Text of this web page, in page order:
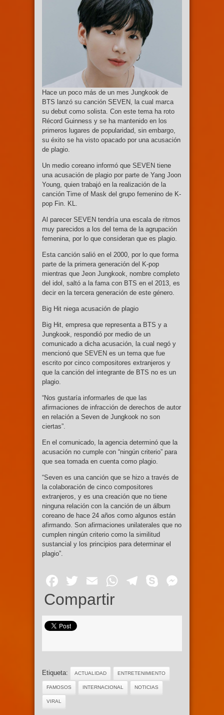
Hace un poco más de un mes Jungkook de
BTS lanzó su canción SEVEN, la cual marca
su debut como solista. Con este tema ha roto
Récord Guinness y se ha mantenido en los
primeros lugares de popularidad, sin embargo,
su éxito se ha visto opacado por una acusación
de plagio.
Un medio coreano informó que SEVEN tiene
una acusación de plagio por parte de Yang Joon
Young, quien trabajó en la realización de la
canción Time of Mask del grupo femenino de K-
pop Fin. KL.
Al parecer SEVEN tendría una escala de ritmos
muy parecidos a los del tema de la agrupación
femenina, por lo que consideran que es plagio.
Esta canción salió en el 2000, por lo que forma
parte de la primera generación del K-pop
mientras que Jeon Jungkook, nombre completo
del idol, saltó a la fama con BTS en el 2013, es
decir en la tercera generación de este género.
Big Hit niega acusación de plagio
Big Hit, empresa que representa a BTS y a
Jungkook, respondió por medio de un
comunicado a dicha acusación, la cual negó y
mencionó que SEVEN es un tema que fue
escrito por cinco compositores extranjeros y
que la canción del integrante de BTS no es un
plagio.
“Nos gustaría informarles de que las
afirmaciones de infracción de derechos de autor
en relación a Seven de Jungkook no son
ciertas”.
En el comunicado, la agencia determinó que la
acusación no cumple con “ningún criterio” para
que sea tomada en cuenta como plagio.
“Seven es una canción que se hizo a través de
la colaboración de cinco compositores
extranjeros, y es una creación que no tiene
ninguna relación con la canción de un álbum
coreano de hace 24 años como algunos están
afirmando. Son afirmaciones unilaterales que no
cumplen ningún criterio como la similitud
sustancial y los principios para determinar el
plagio”.
Facebook
Twitter
EmailWhatsApp
Telegram
Skype
Compartir
Etiqueta: ACTUALIDAD ENTRETENIMIENTO
FAMOSOS INTERNACIONAL NOTICIAS
VIRAL